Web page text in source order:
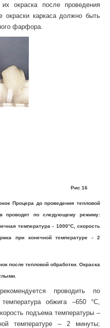
окраска после проведения
окраски каркаса должно быть
фарфора.
16
Процера до проведения тепловой
проводят по следующему режиму:
температура - 1000°С, скорость
при конечной температуре - 2
после тепловой обработки. Окраска
проводить по
обжига –650 °С,
подъема температуры –
температуре – 2 минуты;